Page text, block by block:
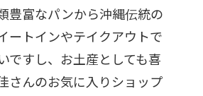
豊富なパンから沖縄伝統の
ートインやテイクアウトで
ですし、お土産としても喜
さんのお気に入りショップ